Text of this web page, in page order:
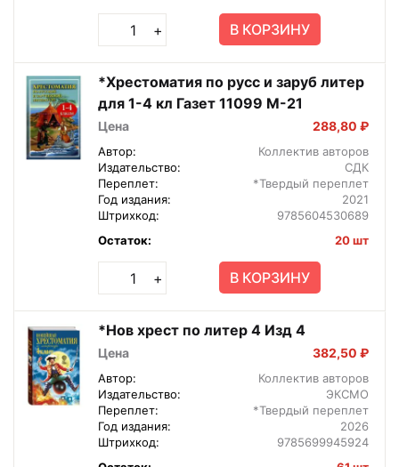
+ В КОРЗИНУ
*Хрестоматия по русс и заруб литер
для 1-4 кл Газет 11099 М-21
Цена 288,80 ₽
Автор:
Коллектив авторов
Издательство:
СДК
Переплет:
*Твердый переплет
Год издания:
2021
Штрихкод:
9785604530689
Остаток:
20 шт
+ В КОРЗИНУ
*Нов хрест по литер 4 Изд 4
Цена 382,50 ₽
Автор:
Коллектив авторов
Издательство:
ЭКСМО
Переплет:
*Твердый переплет
Год издания:
2026
Штрихкод:
9785699945924